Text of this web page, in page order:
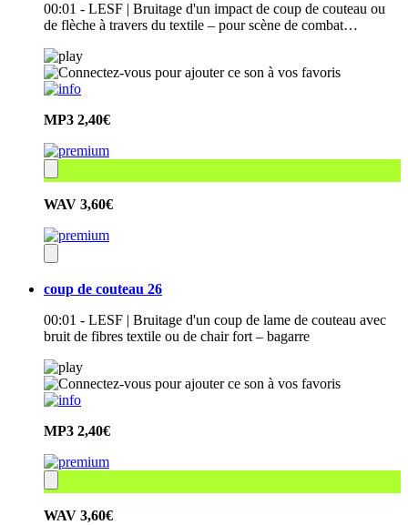
00:01 - LESF | Bruitage d'un impact de coup de couteau ou
de flèche à travers du textile – pour scène de combat…
MP3 2,40€
WAV 3,60€
coup de couteau 26
00:01 - LESF | Bruitage d'un coup de lame de couteau avec
bruit de fibres textile ou de chair fort – bagarre
MP3 2,40€
WAV 3,60€